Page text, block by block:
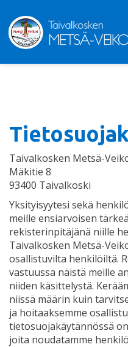
Taivalkosken Metsä-
Mäkitie 8
93400 Taivalkoski
Yksityisyytesi sekä
meille ensiarvoisen
rekisterinpitäjänä niille
Taivalkosken Metsä-
osallistuvilta henkilöiltä.
vastuussa näistä meille
niiden käsittelystä.
niissä määrin kuin
ja hoitaaksemme
tietosuojakäytännössä
joita noudatamme